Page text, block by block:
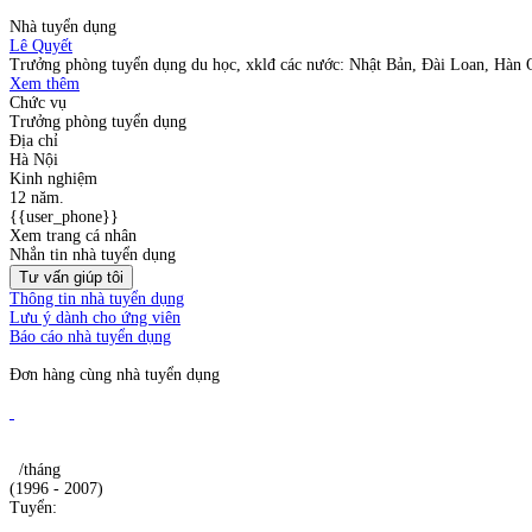
Nhà tuyển dụng
Lê Quyết
Trưởng phòng tuyển dụng du học, xklđ các nước: Nhật Bản, Đài Loan, Hàn
Xem thêm
Chức vụ
Trưởng phòng tuyển dụng
Địa chỉ
Hà Nội
Kinh nghiệm
12 năm.
{{user_phone}}
Xem trang cá nhân
Nhắn tin nhà tuyển dụng
Tư vấn giúp tôi
Thông tin nhà tuyển dụng
Lưu ý dành cho ứng viên
Báo cáo nhà tuyển dụng
Đơn hàng cùng nhà tuyển dụng
/tháng
(1996 - 2007)
Tuyển: